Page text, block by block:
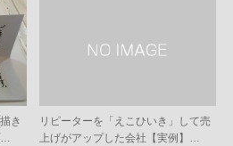
き
…
リピーターを「えこひいき」して売
上げがアップした会社【実例】…